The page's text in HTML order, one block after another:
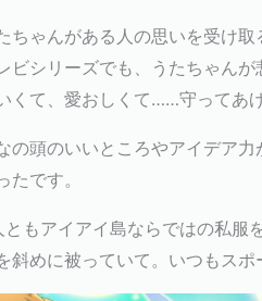
ちゃんがある人の思いを受け
ビシリーズでも、うたちゃん
くて、愛おしくて……守ってあ
の頭のいいところやアイデア
たです。
もアイアイ島ならではの私服
斜めに被っていて。いつもス